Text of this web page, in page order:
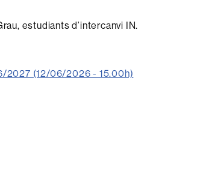
estudiants d’intercanvi IN.
2027 (12/06/2026 - 15.00h)